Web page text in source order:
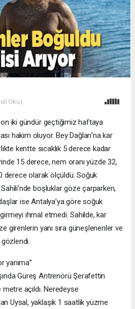
Oku)
iki gündür geçtiğimiz haftaya
hakim oluyor. Bey Dağları’na kar
kentte sıcaklık 5 derece kadar
15 derece, nem oranı yüzde 32,
derece olarak ölçüldü. Soğuk
boşluklar göze çarparken,
ise Antalya’ya göre soğuk
ihmal etmedi. Sahilde, kar
girenlerin yanı sıra güneşlenenler ve
gözlendi.
yanıma”
Güreş Antrenörü Şerafettin
açıldı. Neredeyse
Uysal, yaklaşık 1 saatlik yüzme